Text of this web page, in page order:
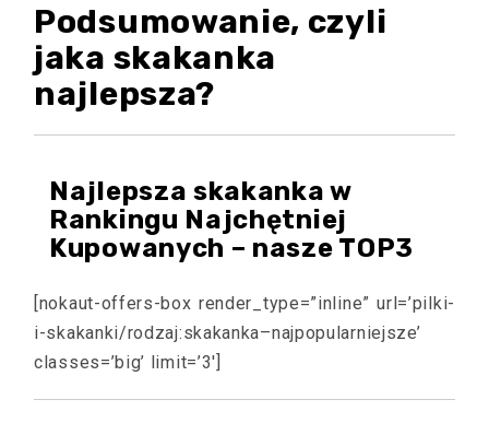
Podsumowanie, czyli
jaka skakanka
najlepsza?
Najlepsza skakanka w
Rankingu Najchętniej
Kupowanych – nasze TOP3
[nokaut-offers-box render_type=”inline” url=’pilki-
i-skakanki/rodzaj:skakanka–najpopularniejsze’
classes=’big’ limit=’3′]